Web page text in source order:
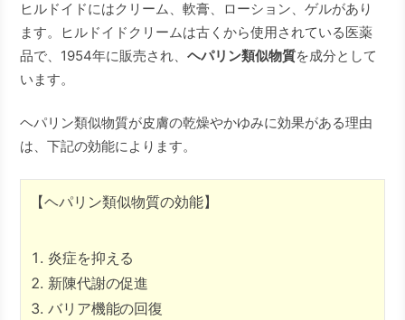
ヒルドイドにはクリーム、軟膏、ローション、ゲルがあり
ます。ヒルドイドクリームは古くから使用されている医薬
品で、1954年に販売され、ヘパリン類似物質を成分として
います。
ヘパリン類似物質が皮膚の乾燥やかゆみに効果がある理由
は、下記の効能によります。
【ヘパリン類似物質の効能】
炎症を抑える
新陳代謝の促進
バリア機能の回復